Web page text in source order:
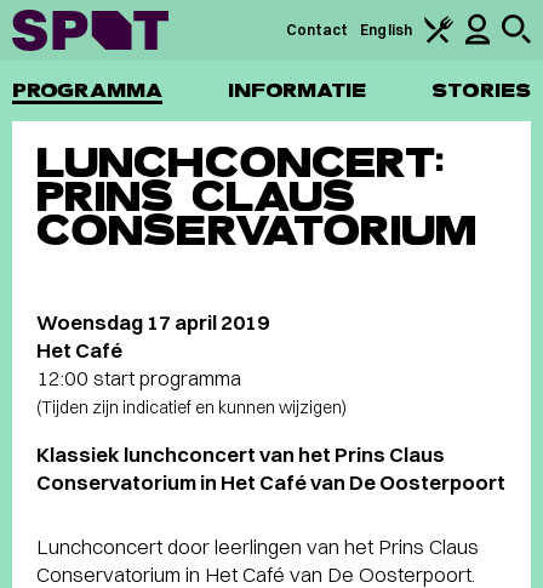
PROGRAMMA INFORMATIE STORIES
Contact English
LUNCHCONCERT:
PRINS CLAUS
CONSERVATORIUM
Woensdag 17 april 2019
Het Café
12:00 start programma
(Tijden zijn indicatief en kunnen wijzigen)
Klassiek lunchconcert van het Prins Claus
Conservatorium in Het Café van De Oosterpoort
Lunchconcert door leerlingen van het Prins Claus
Conservatorium in Het Café van De Oosterpoort.